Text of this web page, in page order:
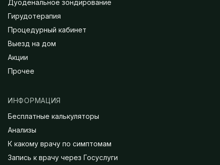
Дуоденальное зондирование
Гирудотерапия
Процедурный кабинет
Выезд на дом
Акции
Прочее
ИНФОРМАЦИЯ
Бесплатные калькуляторы
Анализы
К какому врачу по симптомам
Запись к врачу через Госуслуги